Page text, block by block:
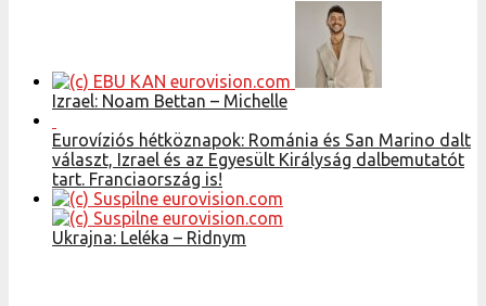
Izrael: Noam Bettan – Michelle
Eurovíziós hétköznapok: Románia és San Marino dalt
választ, Izrael és az Egyesült Királyság dalbemutatót
tart. Franciaország is!
Ukrajna: Leléka – Ridnym